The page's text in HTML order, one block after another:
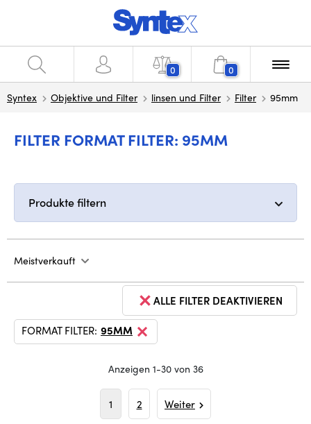
0 0
Syntex Objektive und Filter linsen und Filter Filter 95mm
FILTER FORMAT FILTER: 95MM
Produkte filtern
Meistverkauft
ALLE FILTER DEAKTIVIEREN
FORMAT FILTER: 95MM
Anzeigen 1-30 von 36
1 2 Weiter